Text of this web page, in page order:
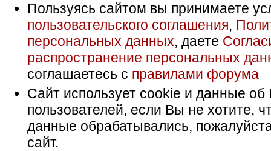
Пользуясь сайтом вы принимаете
пользовательского соглашения,
персональных данных, даете
распространение персональных
соглашаетесь с правилами форума
Сайт использует cookie и данные об
пользователей, если Вы не хотите,
данные обрабатывались,
сайт.